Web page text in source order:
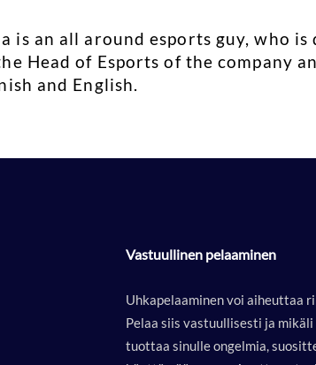
is an all around esports guy, who
Head of Esports of the company
and English.
Vastuullinen pelaaminen
Uhkapelaaminen voi aiheuttaa
Pelaa siis vastuullisesti ja mikäli
tuottaa sinulle ongelmia,